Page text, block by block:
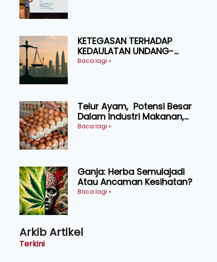
KETEGASAN TERHADAP
KEDAULATAN UNDANG-
UNDANG ASAS KEPADA
Baca lagi »
Telur Ayam, Potensi Besar
Dalam Industri Makanan,
Kosmetik dan Penyelidikan
Baca lagi »
Ganja: Herba Semulajadi
Atau Ancaman Kesihatan?
Baca lagi »
Arkib Artikel
Terkini